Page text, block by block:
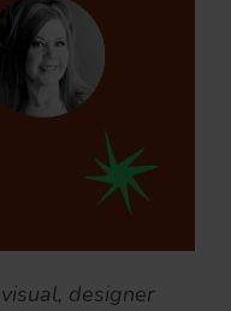
designer